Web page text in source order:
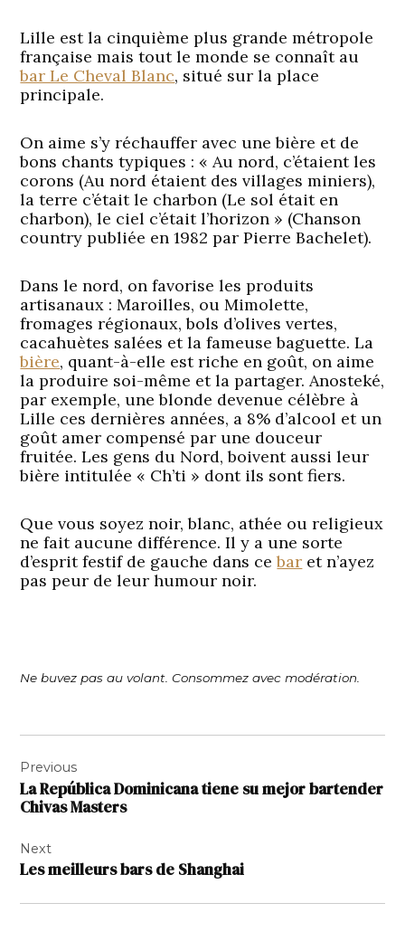
Lille est la cinquième plus grande métropole
française mais tout le monde se connaît au
bar Le Cheval Blanc, situé sur la place
principale.
On aime s’y réchauffer avec une bière et de
bons chants typiques : « Au nord, c’étaient les
corons (Au nord étaient des villages miniers),
la terre c’était le charbon (Le sol était en
charbon), le ciel c’était l’horizon » (Chanson
country publiée en 1982 par Pierre Bachelet).
Dans le nord, on favorise les produits
artisanaux : Maroilles, ou Mimolette,
fromages régionaux, bols d’olives vertes,
cacahuètes salées et la fameuse baguette. La
bière, quant-à-elle est riche en goût, on aime
la produire soi-même et la partager. Anosteké,
par exemple, une blonde devenue célèbre à
Lille ces dernières années, a 8% d’alcool et un
goût amer compensé par une douceur
fruitée. Les gens du Nord, boivent aussi leur
bière intitulée « Ch’ti » dont ils sont fiers.
Que vous soyez noir, blanc, athée ou religieux
ne fait aucune différence. Il y a une sorte
d’esprit festif de gauche dans cebar et n’ayez
pas peur de leur humour noir.
Ne buvez pas au volant. Consommez avec modération.
de
l’article
Previous
La República Dominicana tiene su mejor bartender
Chivas Masters
Next
Les meilleurs bars de Shanghai